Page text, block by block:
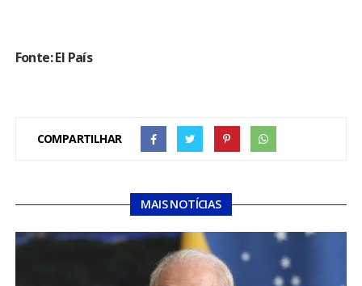
Fonte: El País
COMPARTILHAR
MAIS NOTÍCIAS